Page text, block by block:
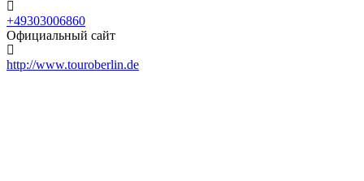
+49303006860
Официальный сайт
http://www.touroberlin.de